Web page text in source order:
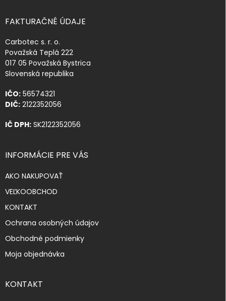
FAKTURAČNÉ ÚDAJE
Carbotec s. r. o.
Považská Teplá 222
017 05 Považská Bystrica
Slovenská republika
IČO: 56574321
DIČ: 2122352056
IČ DPH: SK2122352056
INFORMÁCIE PRE VÁS
AKO NAKUPOVAŤ
VEĽKOOBCHOD
KONTAKT
Ochrana osobných údajov
Obchodné podmienky
Moja objednávka
KONTAKT